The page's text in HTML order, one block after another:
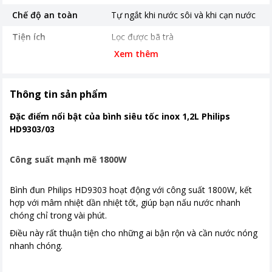
Chế độ an toàn
Tự ngắt khi nước sôi và khi cạn nước
Tiện ích
Lọc được bã trà
24 tháng
Năm ra mắt
Khoảng giá
Dưới 500.000đ
16 cm - 0.77 kg
Xem thêm
Thông tin sản phẩm
Đặc điểm nổi bật của bình siêu tốc inox 1,2L Philips
HD9303/03
Công suất mạnh mẽ 1800W
Bình đun Philips HD9303 hoạt động với công suất 1800W, kết
hợp với mâm nhiệt dần nhiệt tốt, giúp bạn nấu nước nhanh
chóng chỉ trong vài phút.
Điều này rất thuận tiện cho những ai bận rộn và cần nước nóng
nhanh chóng.